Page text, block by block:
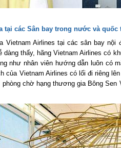
các Sân bay trong nước và quốc
Vietnam Airlines tại các sân bay nội
dàng thấy, hãng Vietnam Airlines có
như nhân viên hướng dẫn luôn có
của Vietnam Airlines có lối đi riêng
chờ hạng thương gia Bông Sen